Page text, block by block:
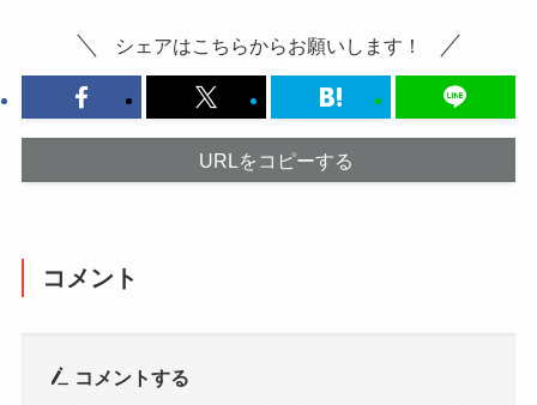
シェアはこちらからお願いします！
URLをコピーする
コメント
コメントする